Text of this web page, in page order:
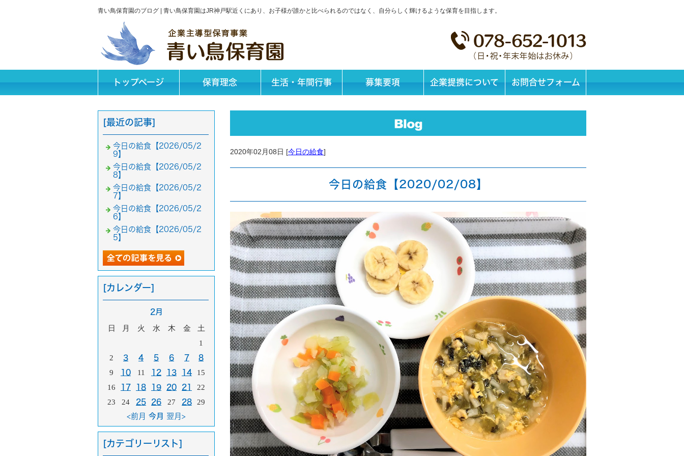
青い鳥保育園のブログ | 青い鳥保育園はJR神戸駅近くにあり、お子様が誰かと比べられるのではなく、自分らしく輝けるような保育を目指します。
トップページ 保育理念 生活・年間行事 募集要項 企業提携について お問合せフォーム
2020年02月08日 [今日の給食]
今日の給食【2020/02/08】
[最近の記事]
今日の給食【2026/05/2
9】
今日の給食【2026/05/2
8】
今日の給食【2026/05/2
7】
今日の給食【2026/05/2
6】
今日の給食【2026/05/2
5】
[カレンダー]
2月
日 月 火 水 木 金
土
1
2
3 4 5 6 7 8
9 10 11 12 13 14
15
16
17 18 19 20 21
22
23
24 25 26 27 28 29
<前月 今月 翌月>
[カテゴリーリスト]